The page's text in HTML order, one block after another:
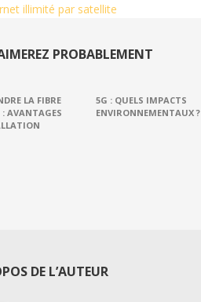
illimité par satellite
PROBABLEMENT
LA FIBRE
AVANTAGES
5G : QUELS IMPACTS
ENVIRONNEMENTAUX ?
DE L’AUTEUR